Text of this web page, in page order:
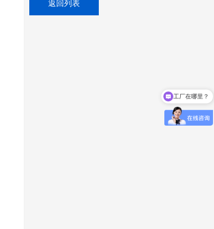
返回列表
工厂在哪里？